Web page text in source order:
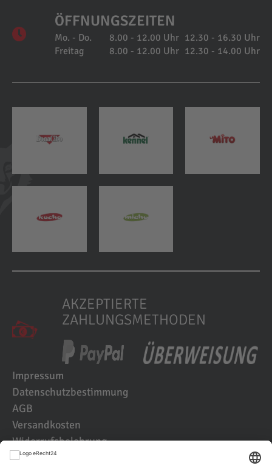
ÖFFNUNGSZEITEN
Mo. - Do. 8.00 - 12.00 Uhr 12.30 - 16.30 Uhr
Freitag
8.00 - 12.00 Uhr 12.30 - 14.00 Uhr
AKZEPTIERTE
ZAHLUNGSMETHODEN
Impressum
Datenschutzbestimmung
AGB
Versandkosten
Widerrufsbelehrung
Kundenbewertungen